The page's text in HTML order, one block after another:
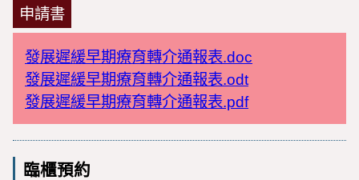
申請書
發展遲緩早期療育轉介通報表.doc
發展遲緩早期療育轉介通報表.odt
發展遲緩早期療育轉介通報表.pdf
臨櫃預約